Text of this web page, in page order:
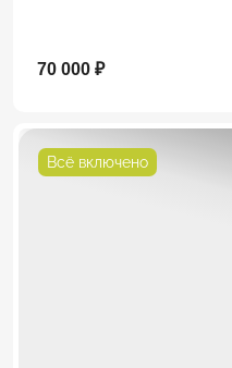
70 000 ₽
Всё включено